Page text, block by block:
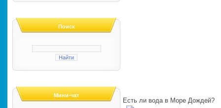
Поиск
Мини-чат
Есть ли вода в Море Дождей?